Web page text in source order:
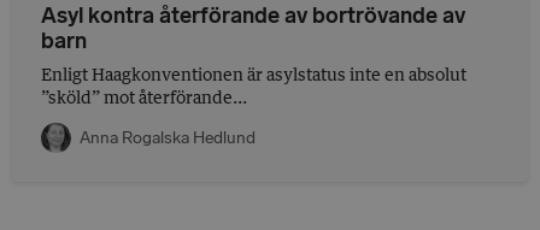
Asyl kontra återförande av bortrövande av
barn
Enligt Haagkonventionen är asylstatus inte en absolut
”sköld” mot återförande...
Anna Rogalska Hedlund